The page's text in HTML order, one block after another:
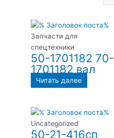
Запчасти для
спецтехники
50-1701182 70-
1701182 вал
Читать далее
Uncategorized
50-21-416сп